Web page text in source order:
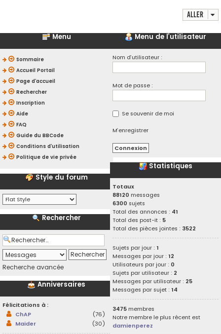
Aller
Menu
Sommaire
Accueil Portail
Page d’accueil
Rechercher
Inscription
Aide
FAQ
Guide du BBCode
Conditions d’utilisation
Politique de vie privée
Style du forum
Rechercher
Recherche avancée
Anniversaires
Félicitations à :
ChAP
(76)
Maider
(30)
Menu de l’utilisateur
Nom d’utilisateur :
Mot de passe :
Se souvenir de moi
M’enregistrer
Statistiques
Totaux
88120 messages
6300 sujets
Total des annonces : 41
Total des post-it : 5
Total des pièces jointes : 3522
Sujets par jour :1
Messages par jour :12
Utilisateurs par jour : 0
Sujets par utilisateur : 2
Messages par utilisateur : 25
Messages par sujet :14
3475 membres
Notre membre le plus récent est
damienperez